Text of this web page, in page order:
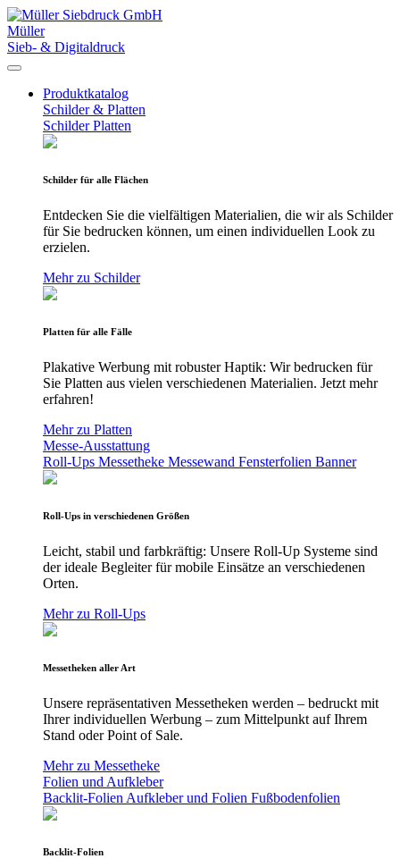
Müller
Sieb- & Digitaldruck
Produktkatalog
Schilder & Platten
SchilderPlatten
Schilder für alle Flächen
Entdecken Sie die vielfältigen Materialien, die wir als Schilder
für Sie bedrucken können, um einen individuellen Look zu
erzielen.
Mehr zu Schilder
Platten für alle Fälle
Plakative Werbung mit robuster Haptik: Wir bedrucken für
Sie Platten aus vielen verschiedenen Materialien. Jetzt mehr
erfahren!
Mehr zu Platten
Messe-Ausstattung
Roll-Ups Messetheke Messewand Fensterfolien Banner
Roll-Ups in verschiedenen Größen
Leicht, stabil und farbkräftig: Unsere Roll-Up Systeme sind
der ideale Begleiter für mobile Einsätze an verschiedenen
Orten.
Mehr zu Roll-Ups
Messetheken aller Art
Unsere repräsentativen Messetheken werden – bedruckt mit
Ihrer individuellen Werbung – zum Mittelpunkt auf Ihrem
Stand oder Point of Sale.
Mehr zu Messetheke
Folien und Aufkleber
Backlit-Folien Aufkleber und Folien Fußbodenfolien
Backlit-Folien